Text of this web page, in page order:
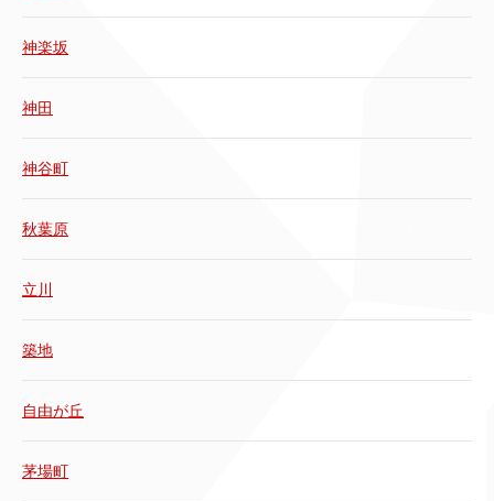
神楽坂
神田
神谷町
秋葉原
立川
築地
自由が丘
茅場町